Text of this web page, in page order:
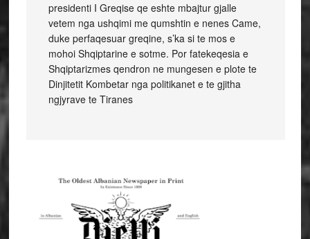
presidenti I Greqise qe eshte mbajtur gjalle
vetem nga ushqimi me qumshtin e nenes Came,
duke perfaqesuar greqine, s’ka si te mos e
mohoi Shqiptarine e sotme. Por fatekeqesia e
Shqiptarizmes qendron ne mungesen e plote te
Dinjitetit Kombetar nga politikanet e te gjitha
ngjyrave te Tiranes